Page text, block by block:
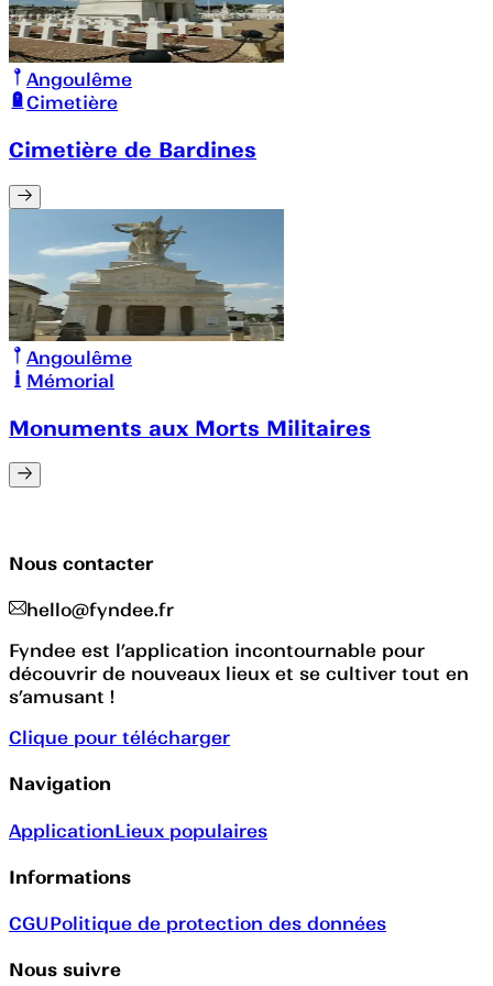
Angoulême
Cimetière
Cimetière de Bardines
Angoulême
Mémorial
Monuments aux Morts Militaires
Nous contacter
hello@fyndee.fr
Fyndee est l’application incontournable pour
découvrir de nouveaux lieux et se cultiver tout en
s’amusant !
Clique pour télécharger
Navigation
ApplicationLieux populaires
Informations
CGUPolitique de protection des données
Nous suivre